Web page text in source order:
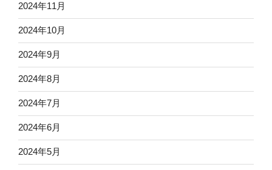
2024年11月
2024年10月
2024年9月
2024年8月
2024年7月
2024年6月
2024年5月